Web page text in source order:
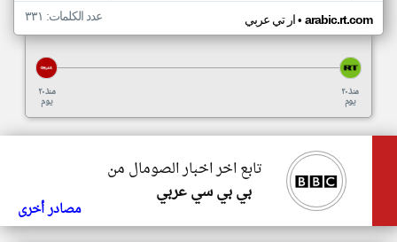
ار تي عربي• arabic.rt.com عدد الكلمات: ٣٣١
منذ ٢٠
يوم
منذ ٢٠
يوم
تابع اخر اخبار الصومال من
بي بي سي عربي
مصادر أخرى